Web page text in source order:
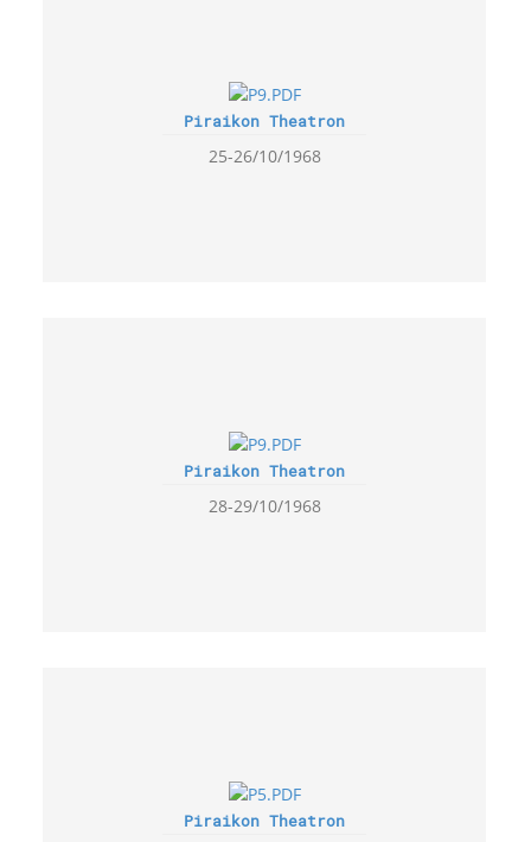
Piraikon Theatron
25-26/10/1968
Piraikon Theatron
28-29/10/1968
Piraikon Theatron